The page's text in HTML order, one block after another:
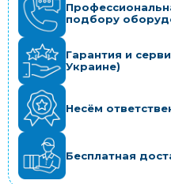
подбору
Гарантия и
Украине)
Несём
Бесплатная